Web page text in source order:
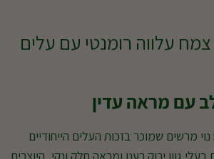
עלווה רומנטי עם עלים
עם מראה עדין
מרשים שמוכר בזכות העלים הייחודיים